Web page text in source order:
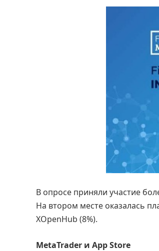
В опросе приняли участие
На втором месте оказалась
XOpenHub (8%).
MetaTrader и App Store